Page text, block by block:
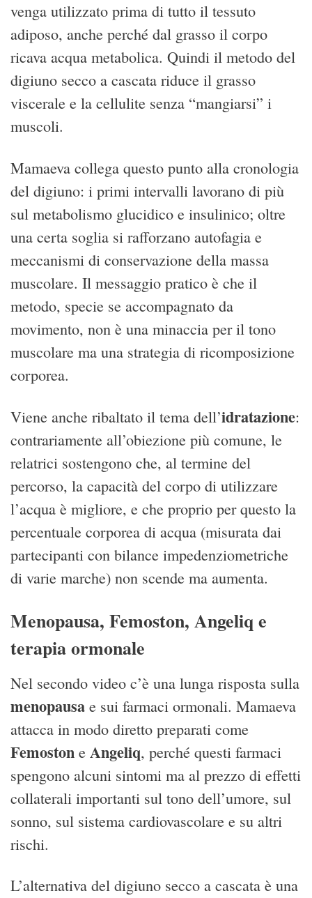
venga utilizzato prima di tutto il tessuto
adiposo, anche perché dal grasso il corpo
ricava acqua metabolica. Quindi il metodo del
digiuno secco a cascata riduce il grasso
viscerale e la cellulite senza “mangiarsi” i
muscoli.
Mamaeva collega questo punto alla cronologia
del digiuno: i primi intervalli lavorano di più
sul metabolismo glucidico e insulinico; oltre
una certa soglia si rafforzano autofagia e
meccanismi di conservazione della massa
muscolare. Il messaggio pratico è che il
metodo, specie se accompagnato da
movimento, non è una minaccia per il tono
muscolare ma una strategia di ricomposizione
corporea.
Viene anche ribaltato il tema dell’idratazione:
contrariamente all’obiezione più comune, le
relatrici sostengono che, al termine del
percorso, la capacità del corpo di utilizzare
l’acqua è migliore, e che proprio per questo la
percentuale corporea di acqua (misurata dai
partecipanti con bilance impedenziometriche
di varie marche) non scende ma aumenta.
Menopausa, Femoston, Angeliq e
terapia ormonale
Nel secondo video c’è una lunga risposta sulla
menopausa e sui farmaci ormonali. Mamaeva
attacca in modo diretto preparati come
Femoston e Angeliq, perché questi farmaci
spengono alcuni sintomi ma al prezzo di effetti
collaterali importanti sul tono dell’umore, sul
sonno, sul sistema cardiovascolare e su altri
rischi.
L’alternativa del digiuno secco a cascata è una